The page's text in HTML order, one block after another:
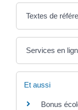
Textes de
Services en
Et aussi
Bonus